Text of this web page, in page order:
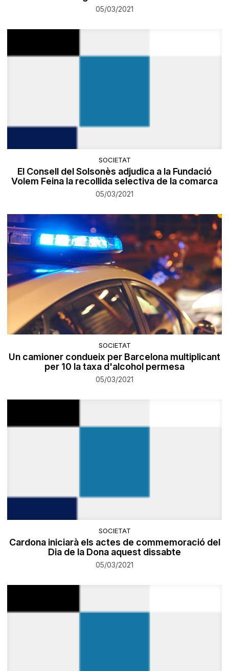
05/03/2021
SOCIETAT
El Consell del Solsonès adjudica a la Fundació
Volem Feina la recollida selectiva de la comarca
05/03/2021
SOCIETAT
Un camioner condueix per Barcelona multiplicant
per 10 la taxa d'alcohol permesa
05/03/2021
SOCIETAT
Cardona iniciarà els actes de commemoració del
Dia de la Dona aquest dissabte
05/03/2021